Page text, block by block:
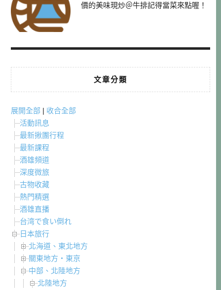
價的美味現炒＠牛排記得當菜來點喔！
文章分類
展開全部 | 收合全部
活動訊息
最新揪團行程
最新課程
酒雄頻道
深度微旅
古物收藏
熱門精選
酒雄直播
台湾で食い倒れ
日本旅行
北海道、東北地方
關東地方・東京
中部、北陸地方
北陸地方